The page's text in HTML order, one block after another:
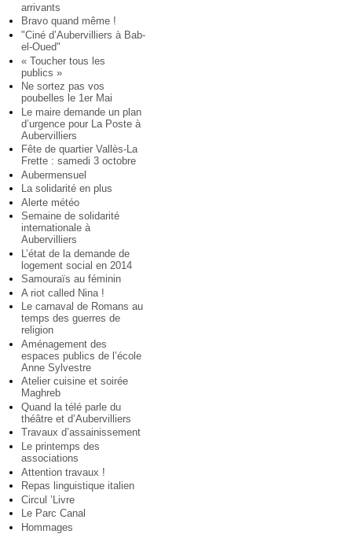
arrivants
Bravo quand même !
"Ciné d’Aubervilliers à Bab-
el-Oued"
« Toucher tous les
publics »
Ne sortez pas vos
poubelles le 1er Mai
Le maire demande un plan
d’urgence pour La Poste à
Aubervilliers
Fête de quartier Vallès-La
Frette : samedi 3 octobre
Aubermensuel
La solidarité en plus
Alerte météo
Semaine de solidarité
internationale à
Aubervilliers
L’état de la demande de
logement social en 2014
Samouraïs au féminin
A riot called Nina !
Le carnaval de Romans au
temps des guerres de
religion
Aménagement des
espaces publics de l’école
Anne Sylvestre
Atelier cuisine et soirée
Maghreb
Quand la télé parle du
théâtre et d’Aubervilliers
Travaux d’assainissement
Le printemps des
associations
Attention travaux !
Repas linguistique italien
Circul ’Livre
Le Parc Canal
Hommages